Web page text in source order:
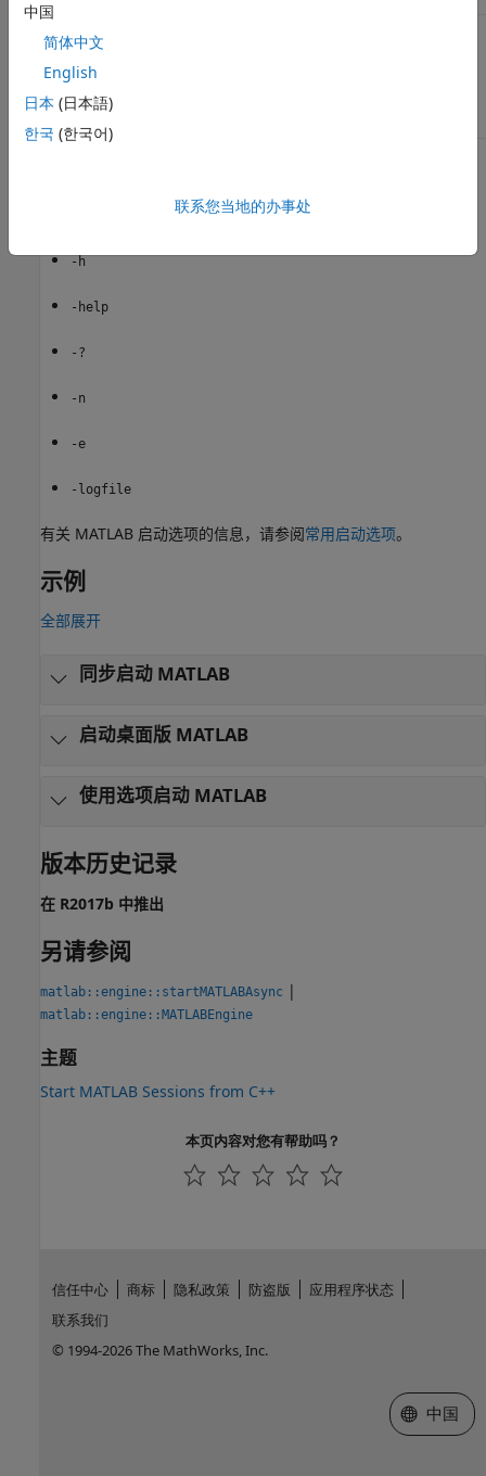
异常
matlab::engine::EngineException
该引擎不支持下列 MATLAB 启动选项：
-h
-help
-?
-n
-e
-logfile
有关 MATLAB 启动选项的信息，请参阅常用启动选项。
示例
全部展开
同步启动 MATLAB
启动桌面版 MATLAB
使用选项启动 MATLAB
版本历史记录
在 R2017b 中推出
另请参阅
matlab::engine::startMATLABAsync |
matlab::engine::MATLABEngine
主题
Start MATLAB Sessions from C++
本页内容对您有帮助吗？
中国
简体中文
English
日本 (日本語)
한국 (한국어)
联系您当地的办事处
信任中心 商标 隐私政策 防盗版
应用程序状态
联系我们
© 1994-2026 The MathWorks, Inc.
选择网站
中国